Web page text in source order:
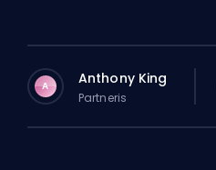
A Anthony King
Partneris